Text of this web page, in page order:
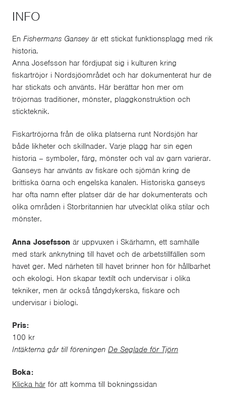
INFO
En Fishermans Gansey är ett stickat funktionsplagg med rik
historia.
Anna Josefsson har fördjupat sig i kulturen kring
fiskartröjor i Nordsjöområdet och har dokumenterat hur de
har stickats och använts. Här berättar hon mer om
tröjornas traditioner, mönster, plaggkonstruktion och
stickteknik.
Fiskartröjorna från de olika platserna runt Nordsjön har
både likheter och skillnader. Varje plagg har sin egen
historia – symboler, färg, mönster och val av garn varierar.
Ganseys har använts av fiskare och sjömän kring de
brittiska öarna och engelska kanalen. Historiska ganseys
har ofta namn efter platser där de har dokumenterats och
olika områden i Storbritannien har utvecklat olika stilar och
mönster.
Anna Josefsson är uppvuxen i Skärhamn, ett samhälle
med stark anknytning till havet och de arbetstillfällen som
havet ger. Med närheten till havet brinner hon för hållbarhet
och ekologi. Hon skapar textilt och undervisar i olika
tekniker, men är också tångdykerska, fiskare och
undervisar i biologi.
Pris:
100 kr
Intäkterna går till föreningen De Seglade för Tjörn
Boka:
Klicka här för att komma till bokningssidan